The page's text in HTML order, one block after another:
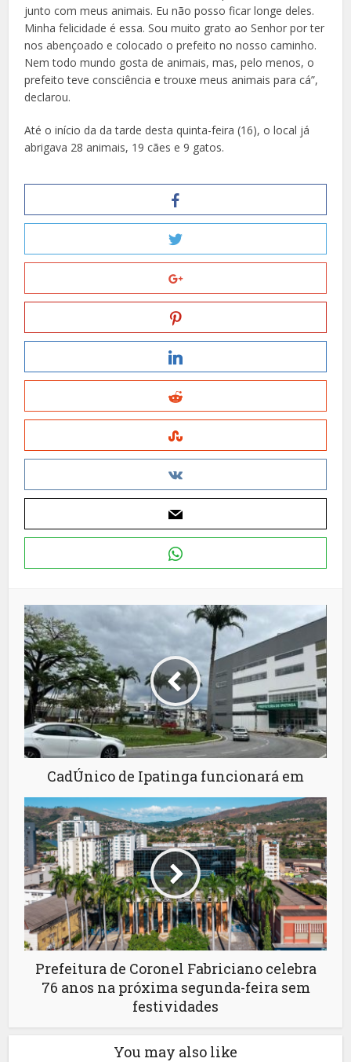
junto com meus animais. Eu não posso ficar longe deles.
Minha felicidade é essa. Sou muito grato ao Senhor por ter
nos abençoado e colocado o prefeito no nosso caminho.
Nem todo mundo gosta de animais, mas, pelo menos, o
prefeito teve consciência e trouxe meus animais para cá”,
declarou.
Até o início da da tarde desta quinta-feira (16), o local já
abrigava 28 animais, 19 cães e 9 gatos.
CadÚnico de Ipatinga funcionará em
Prefeitura de Coronel Fabriciano celebra
76 anos na próxima segunda-feira sem
festividades
You may also like